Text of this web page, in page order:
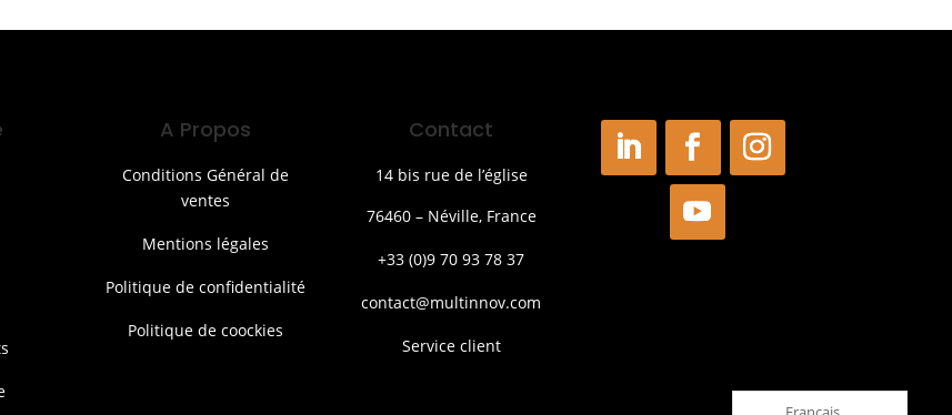
A Propos
Conditions Général de
ventes
Mentions légales
Politique de confidentialité
Politique de coockies
Contact
14 bis rue de l’église
76460 – Néville, France
+33 (0)9 70 93 78 37
contact@multinnov.com
Service client